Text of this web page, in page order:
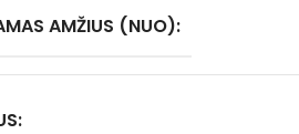
AMŽIUS (NUO):